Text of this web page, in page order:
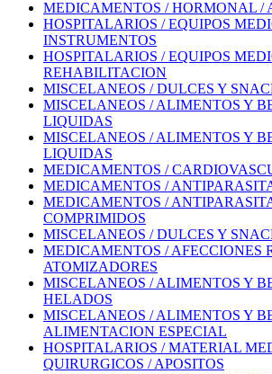
MEDICAMENTOS / HORMONAL /
HOSPITALARIOS / EQUIPOS
INSTRUMENTOS
HOSPITALARIOS / EQUIPOS
REHABILITACION
MISCELANEOS / DULCES Y
MISCELANEOS / ALIMENTOS Y
LIQUIDAS
MISCELANEOS / ALIMENTOS Y
LIQUIDAS
MEDICAMENTOS /
MEDICAMENTOS /
MEDICAMENTOS /
COMPRIMIDOS
MISCELANEOS / DULCES Y
MEDICAMENTOS / AFECCIONES
ATOMIZADORES
MISCELANEOS / ALIMENTOS Y
HELADOS
MISCELANEOS / ALIMENTOS Y
ALIMENTACION ESPECIAL
HOSPITALARIOS / MATERIAL
QUIRURGICOS / APOSITOS